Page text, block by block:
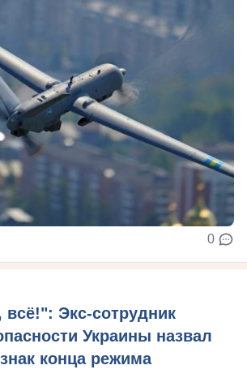
0
всё!": Экс-сотрудник
Украины назвал
конца режима